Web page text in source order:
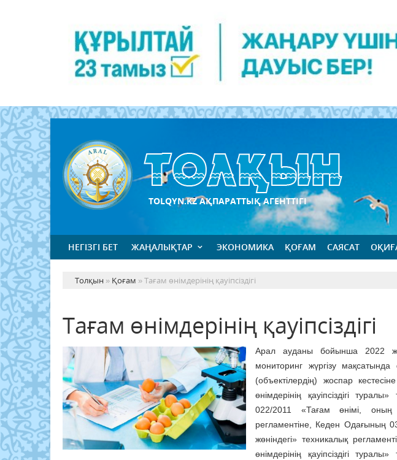
TOLQYN.KZ АҚПАРАТТЫҚ АГЕНТТІГІ
НЕГІЗГІ БЕТ ЖАҢАЛЫҚТАР ЭКОНОМИКА ҚОҒАМ САЯСАТ
Толқын » Қоғам » Тағам өнімдерінің қауіпсіздігі
Тағам өнімдерінің қауіпсіздігі
Арал ауданы бойынша 2022
мониторинг жүргізу
(объектілердің) жоспар
өнімдерінің қауіпсіздігі
022/2011 «Тағам өнімі, оның
регламентіне, Кеден Одағының
жөніндегі» техникалық
өнімдерінің қауіпсіздігі